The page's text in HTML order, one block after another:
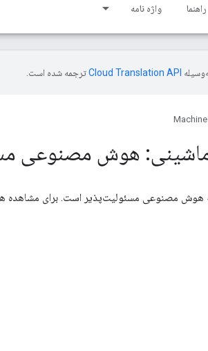
راهنما واژه نامه
ترجمه شده است.
ماشینی: هوش مصنوعی
هوش مصنوعی مسئولیت‌پذیر است. برای مشاهده